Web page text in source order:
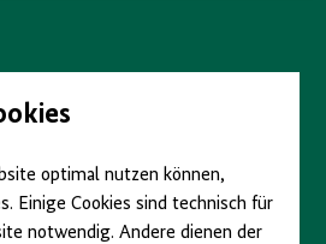
optimal nutzen können,
Einige Cookies sind technisch für
notwendig. Andere dienen der